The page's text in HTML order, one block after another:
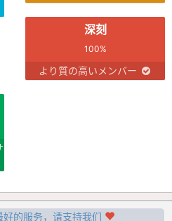
深刻
100%
より質の高いメンバー
的服务，请支持我们